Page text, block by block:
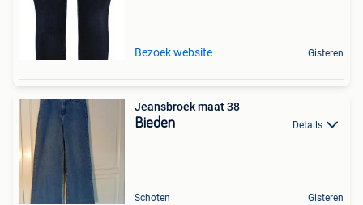
Bezoek website Gisteren
Jeansbroek maat 38
Bieden Details
Schoten Gisteren